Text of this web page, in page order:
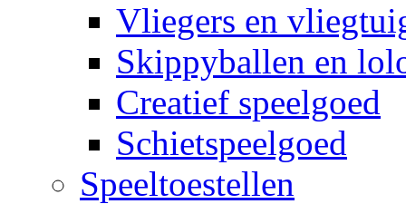
Vliegers en
Skippyballen en
Creatief speelgoed
Schietspeelgoed
Speeltoestellen